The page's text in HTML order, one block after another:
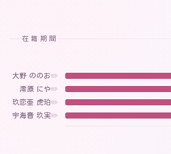
在籍期間
大野 ののお✏️
澪原 にや✏️
玖恋亜 虎珀✏️
宇海音 玖実✏️